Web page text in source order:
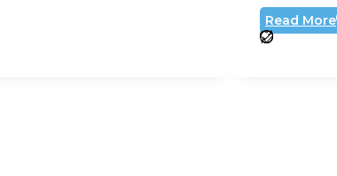
Read More